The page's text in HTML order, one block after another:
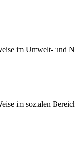
im Umwelt- und
im sozialen